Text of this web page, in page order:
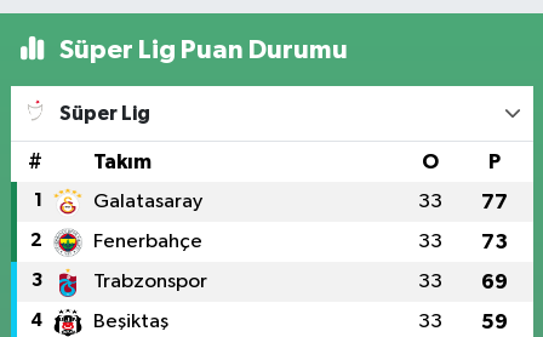
Süper Lig Puan Durumu
Süper Lig
# Takım O P
1 Galatasaray 33 77
2 Fenerbahçe 33 73
3 Trabzonspor 33 69
4 Beşiktaş 33 59